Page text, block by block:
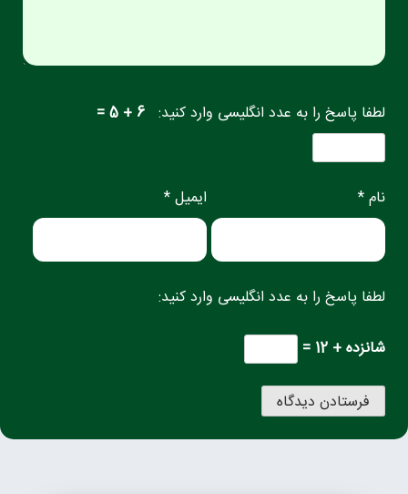
لطفا پاسخ را به عدد انگلیسی وارد کنید: 6 + 5 =
نام * ایمیل *
لطفا پاسخ را به عدد انگلیسی وارد کنید:
شانزده + 12 =